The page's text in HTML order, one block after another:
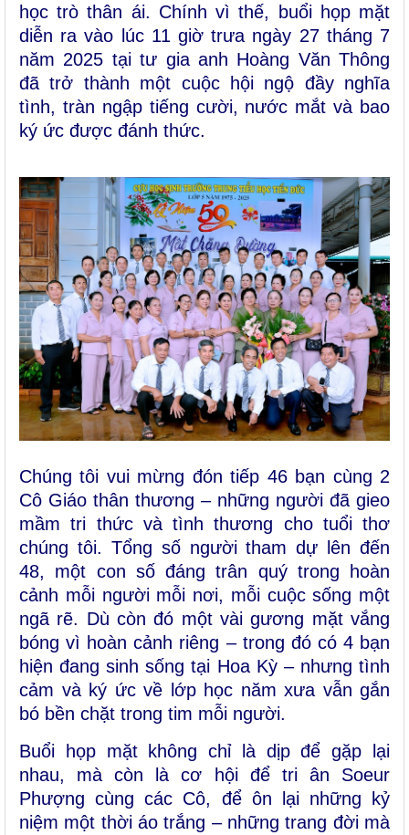
học trò thân ái. Chính vì thế, buổi họp mặt
diễn ra vào lúc 11 giờ trưa ngày 27 tháng 7
năm 2025 tại tư gia anh Hoàng Văn Thông
đã trở thành một cuộc hội ngộ đầy nghĩa
tình, tràn ngập tiếng cười, nước mắt và bao
ký ức được đánh thức.
Chúng tôi vui mừng đón tiếp 46 bạn cùng 2
Cô Giáo thân thương – những người đã gieo
mầm tri thức và tình thương cho tuổi thơ
chúng tôi. Tổng số người tham dự lên đến
48, một con số đáng trân quý trong hoàn
cảnh mỗi người mỗi nơi, mỗi cuộc sống một
ngã rẽ. Dù còn đó một vài gương mặt vắng
bóng vì hoàn cảnh riêng – trong đó có 4 bạn
hiện đang sinh sống tại Hoa Kỳ – nhưng tình
cảm và ký ức về lớp học năm xưa vẫn gắn
bó bền chặt trong tim mỗi người.
Buổi họp mặt không chỉ là dịp để gặp lại
nhau, mà còn là cơ hội để tri ân Soeur
Phượng cùng các Cô, để ôn lại những kỷ
niệm một thời áo trắng – những trang đời mà